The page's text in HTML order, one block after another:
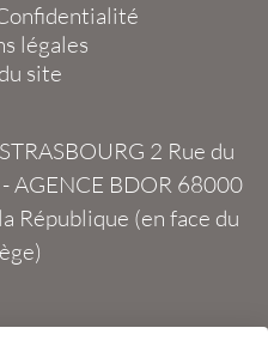
légales
site
2 Rue du
AGENCE BDOR 68000
République (en face du